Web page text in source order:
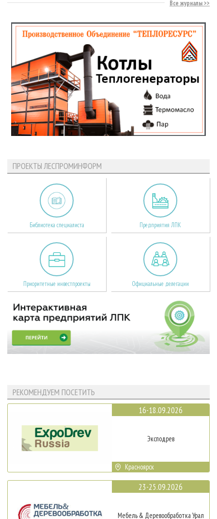
Все журналы
ПРОЕКТЫ ЛЕСПРОМИНФОРМ
Библиотека специалиста Предприятия ЛПК
Приоритетные инвестпроекты Официальные делегации
РЕКОМЕНДУЕМ ПОСЕТИТЬ
16-18.09.2026
Эксподрев
Красноярск
23-25.09.2026
Мебель & Деревообработка Урал